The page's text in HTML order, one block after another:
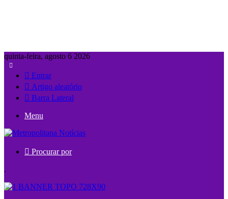
quinta-feira, agosto 6 2026
Entrar
Artigo aleatório
Barra Lateral
Menu
Procurar por
.